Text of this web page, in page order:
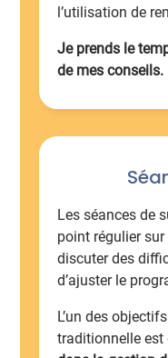
l’utilisation de
Je prends le
de mes conseils.
Les séances de
point régulier
discuter des
d’ajuster le
L’un des
traditionnelle est